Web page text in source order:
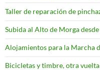
Taller de reparación de
Subida al Alto de Morga
Alojamientos para la Marcha
Bicicletas y timbre, otra